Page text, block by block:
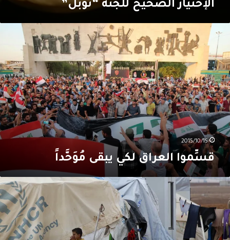
الإختيار الصحيح للجنة “نوبل”
قسِّموا
العراق
يبقى
مُوَحَّداً
2015/10/15
قسِّموا العراق لكي يبقى مُوَحَّداً
هل
مأساة
اللاجئين
السوريين
الأردن